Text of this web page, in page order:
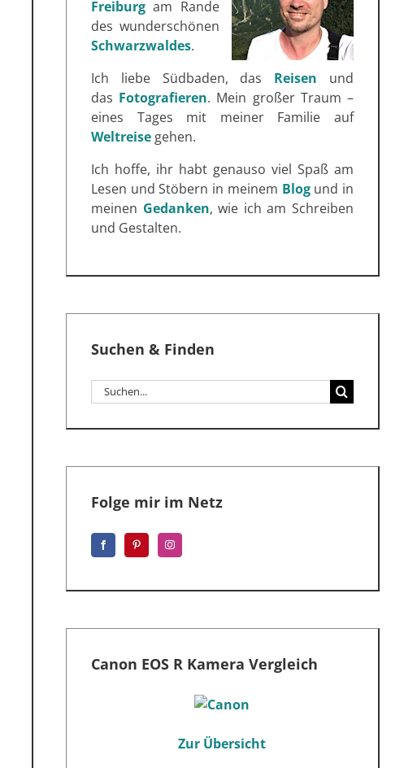
Freiburgam Rande
des wunderschönen
Schwarzwaldes.
Ich liebe Südbaden, das Reisen und
das Fotografieren. Mein großer Traum –
eines Tages mit meiner Familie auf
Weltreisegehen.
Ich hoffe, ihr habt genauso viel Spaß am
Lesen und Stöbern in meinem Blog und in
meinen Gedanken, wie ich am Schreiben
und Gestalten.
Suchen & Finden
Suche
nach:
Folge mir im Netz
Canon EOS R Kamera Vergleich
Zur Übersicht